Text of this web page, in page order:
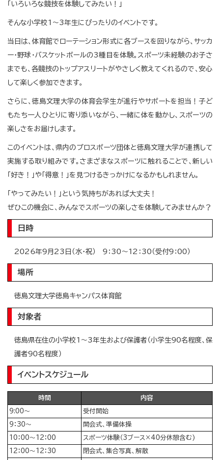
「いろいろな競技を体験してみたい！」
そんな小学校1～3年生にぴったりのイベントです。
当日は、体育館でローテーション形式に各ブースを回りながら、サッカ
ー・野球・バスケットボールの3種目を体験。スポーツ未経験のお子さ
までも、各競技のトップアスリートがやさしく教えてくれるので、安心
して楽しく参加できます。
さらに、徳島文理大学の体育会学生が進行やサポートを担当！子ど
もたち一人ひとりに寄り添いながら、一緒に体を動かし、スポーツの
楽しさをお届けします。
このイベントは、県内のプロスポーツ団体と徳島文理大学が連携して
実施する取り組みです。さまざまなスポーツに触れることで、新しい
「好き！」や「得意！」を見つけるきっかけになるかもしれません。
「やってみたい！」という気持ちがあれば大丈夫！
ぜひこの機会に、みんなでスポーツの楽しさを体験してみませんか？
日時
2026年9月23日（水・祝） 9：30～12：30（受付9：00）
場所
徳島文理大学徳島キャンパス体育館
対象者
徳島県在住の小学校1～3年生および保護者（小学生90名程度、保
護者90名程度）
イベントスケジュール
時間 内容
9:00～ 受付開始
9：30～ 開会式、準備体操
10：00～12：00 スポーツ体験（3ブース×40分休憩含む)
12：00～12：30 閉会式、集合写真、解散